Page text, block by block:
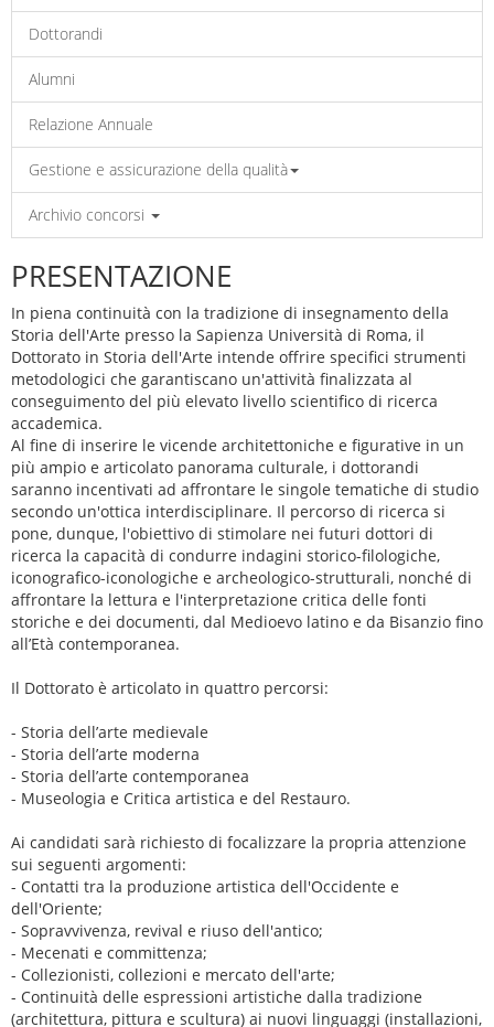
Dottorandi
Alumni
Relazione Annuale
Gestione e assicurazione della qualità
Archivio concorsi
PRESENTAZIONE
In piena continuità con la tradizione di insegnamento della
Storia dell'Arte presso la Sapienza Università di Roma, il
Dottorato in Storia dell'Arte intende offrire specifici strumenti
metodologici che garantiscano un'attività finalizzata al
conseguimento del più elevato livello scientifico di ricerca
accademica.
Al fine di inserire le vicende architettoniche e figurative in un
più ampio e articolato panorama culturale, i dottorandi
saranno incentivati ad affrontare le singole tematiche di studio
secondo un'ottica interdisciplinare. Il percorso di ricerca si
pone, dunque, l'obiettivo di stimolare nei futuri dottori di
ricerca la capacità di condurre indagini storico-filologiche,
iconografico-iconologiche e archeologico-strutturali, nonché di
affrontare la lettura e l'interpretazione critica delle fonti
storiche e dei documenti, dal Medioevo latino e da Bisanzio fino
all’Età contemporanea.
Il Dottorato è articolato in quattro percorsi:
- Storia dell’arte medievale
- Storia dell’arte moderna
- Storia dell’arte contemporanea
- Museologia e Critica artistica e del Restauro.
Ai candidati sarà richiesto di focalizzare la propria attenzione
sui seguenti argomenti:
- Contatti tra la produzione artistica dell'Occidente e
dell'Oriente;
- Sopravvivenza, revival e riuso dell'antico;
- Mecenati e committenza;
- Collezionisti, collezioni e mercato dell'arte;
- Continuità delle espressioni artistiche dalla tradizione
(architettura, pittura e scultura) ai nuovi linguaggi (installazioni,